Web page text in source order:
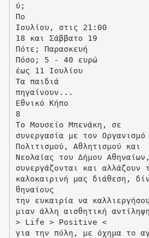
ύ;
Πο
Ιουλίου, στις 21:00
18 και Σάββατο 19
Πότε; Παρασκευή
Πόσο; 5 - 40 ευρώ
έως 11 Ιουλίου
Τα παιδιά
πηγαίνουν...
Εθνικό Κήπο
8
Το Μουσείο Μπενάκη, σε
συνεργασία με τον Οργανισμό
Πολιτισμού, Αθλητισμού και
Νεολαίας του Δήμου Αθηναίων,
συνεργάζονται και αλλάζουν
καλοκαιρινή μας διάθεση,
θηναίους
την ευκαιρία να
μιαν άλλη αισθητική αντίληψη
> Life > Positive <
για την πόλη, με όχημα το